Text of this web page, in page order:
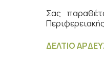
Σας
ΔΕΛΤΙΟ